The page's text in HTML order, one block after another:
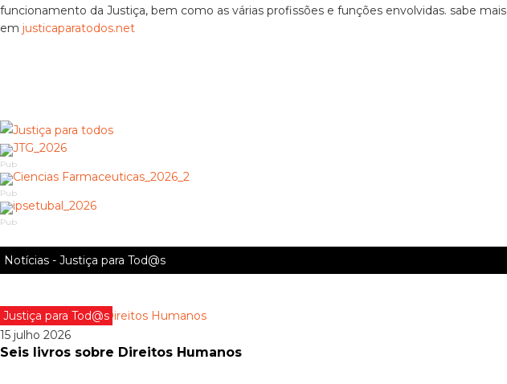
funcionamento da Justiça, bem como as várias profissões e funções envolvidas. sabe mais
em justicaparatodos.net
Pub
Pub
Pub
Notícias - Justiça para Tod@s
Justiça para Tod@s
15 julho 2026
Seis livros sobre Direitos Humanos